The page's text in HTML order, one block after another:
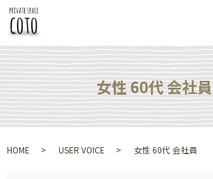
女性 60代 会社員
HOME USER VOICE 女性 60代 会社員